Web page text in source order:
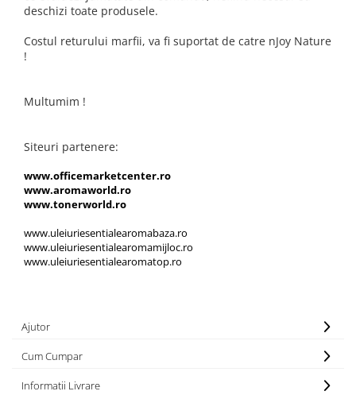
deschizi toate produsele.
Costul returului marfii, va fi suportat de catre nJoy Nature
!
Multumim !
Siteuri partenere:
www.officemarketcenter.ro
www.aromaworld.ro
www.tonerworld.ro
www.uleiuriesentialearomabaza.ro
www.uleiuriesentialearomamijloc.ro
www.uleiuriesentialearomatop.ro
Ajutor
Cum Cumpar
Informatii Livrare